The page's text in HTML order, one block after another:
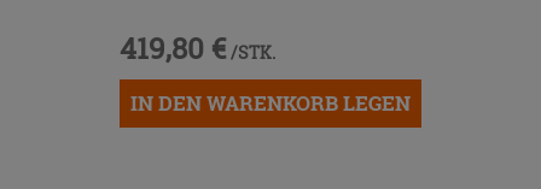
419,80 € /STK.
IN DEN WARENKORB LEGEN